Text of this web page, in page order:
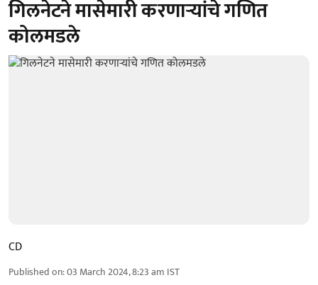
गिलनेटने मासेमारी करणार्‍यांचे गणित
कोलमडले
CD
Published on:03 March 2024, 8:23 am IST